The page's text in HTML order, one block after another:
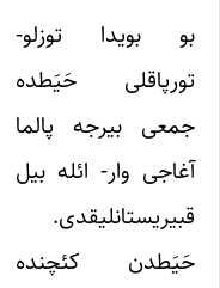
بو بویدا توزلو-
تورپاقلی حَیَطده
جمعی بیرجه پالما
آغاجی وار- ائله بیل
قبیریستانلیقدی.
حَیَطدن کئچنده